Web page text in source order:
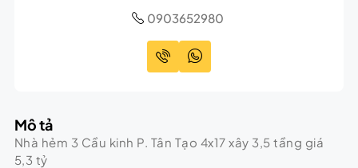
0903652980
Mô tả
Nhà hẻm 3 Cầu kinh P. Tân Tạo 4x17 xây 3,5 tầng giá
5,3 tỷ